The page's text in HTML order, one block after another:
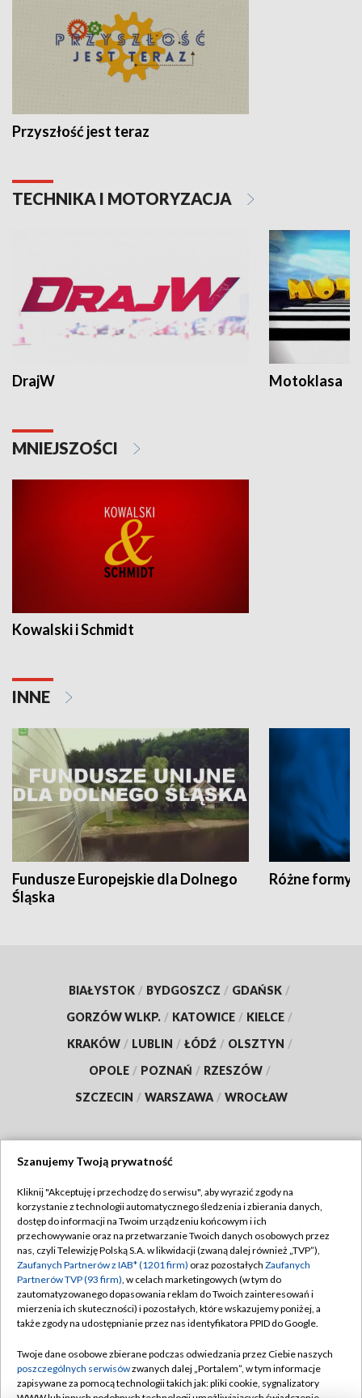
Przyszłość jest teraz
TECHNIKA I MOTORYZACJA
DrajW Motoklasa
MNIEJSZOŚCI
Kowalski i Schmidt
INNE
Fundusze Europejskie dla Dolnego
Śląska
Różne formy
BIAŁYSTOK / BYDGOSZCZ / GDAŃSK /
GORZÓW WLKP. / KATOWICE / KIELCE /
KRAKÓW / LUBLIN / ŁÓDŹ / OLSZTYN /
OPOLE / POZNAŃ / RZESZÓW /
SZCZECIN / WARSZAWA / WROCŁAW
TVP
Abonament TVP
Emisja w TVP
Centrum informacji TVP
Naziemna Telewizja Cyfrowa
Rada Programowa
System NOS
Regulamin TVP
Polityka prywatności
Moje zgody
Pomoc
Kontakt
Szanujemy Twoją prywatność
Kliknij "Akceptuję i przechodzę do serwisu", aby wyrazić zgody na
korzystanie z technologii automatycznego śledzenia i zbierania danych,
dostęp do informacji na Twoim urządzeniu końcowym i ich
przechowywanie oraz na przetwarzanie Twoich danych osobowych przez
nas, czyli Telewizję Polską S.A. w likwidacji (zwaną dalej również „TVP”),
Zaufanych Partnerów z IAB* (1201 firm) oraz pozostałych Zaufanych
Partnerów TVP (93 firm), w celach marketingowych (w tym do
zautomatyzowanego dopasowania reklam do Twoich zainteresowań i
mierzenia ich skuteczności) i pozostałych, które wskazujemy poniżej, a
także zgody na udostępnianie przez nas identyfikatora PPID do Google.
Twoje dane osobowe zbierane podczas odwiedzania przez Ciebie naszych
poszczególnych serwisówzwanych dalej „Portalem”, w tym informacje
zapisywane za pomocą technologii takich jak: pliki cookie, sygnalizatory